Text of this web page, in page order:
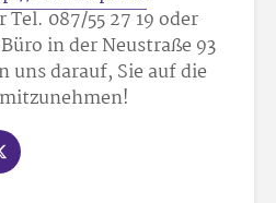
087/55 27 19 oder
in der Neustraße 93
uns darauf, Sie auf die